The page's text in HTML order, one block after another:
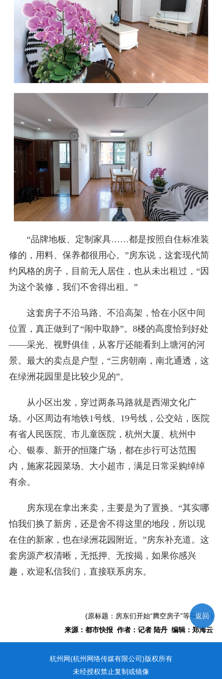
“品牌地板、定制家具……都是按照自住标准装
修的，用料、保养都很用心。”房东说，这套现代简
约风格的房子，目前无人居住，也从未出租过，“因
为这个装修，我们不舍得出租。”
这套房子不沿马路、不沿高架，恰在小区中间
位置，真正做到了“闹中取静”。8楼的高度恰到好处
——采光、视野俱佳，从客厅还能看到上塘河的河
景。最大的卖点是户型，“三房朝南，南北通透，这
在绿洲花园里是比较少见的”。
从小区出发，穿过两条马路就是西湖文化广
场。小区周边有地铁1号线、19号线，公交站，医院
有省人民医院、市儿童医院，杭州大厦、杭州中
心、银泰、新开的恒隆广场，都在步行可达范围
内，施家花园菜场、大小超市，满足日常采购绰绰
有余。
房东现在拿出来卖，主要是为了置换。“其实哪
怕我们换了新房，还是舍不得这里的地段，所以现
在住的新家，也在绿洲花园附近。”房东补充道。这
套房源产权清晰，无抵押、无按揭，如果你感兴
趣，欢迎私信我们，直接联系房东。
(原标题：房东们开始“腾空房子”等买家了)
来源：都市快报 作者：记者 陆丹 编辑：郑海云
杭州网(杭州网络传媒有限公司)版权所有
未经授权禁止复制或镜像
返回